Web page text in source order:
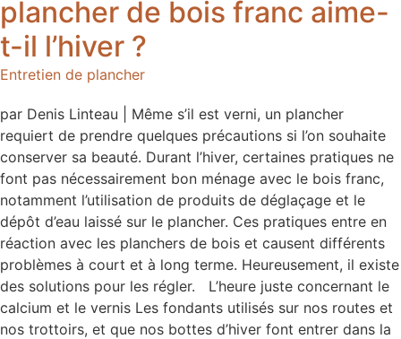
plancher de bois franc aime-
t-il l’hiver ?
Entretien de plancher
par Denis Linteau | Même s’il est verni, un plancher
requiert de prendre quelques précautions si l’on souhaite
conserver sa beauté. Durant l’hiver, certaines pratiques ne
font pas nécessairement bon ménage avec le bois franc,
notamment l’utilisation de produits de déglaçage et le
dépôt d’eau laissé sur le plancher. Ces pratiques entre en
réaction avec les planchers de bois et causent différents
problèmes à court et à long terme. Heureusement, il existe
des solutions pour les régler. L’heure juste concernant le
calcium et le vernis Les fondants utilisés sur nos routes et
nos trottoirs, et que nos bottes d’hiver font entrer dans la